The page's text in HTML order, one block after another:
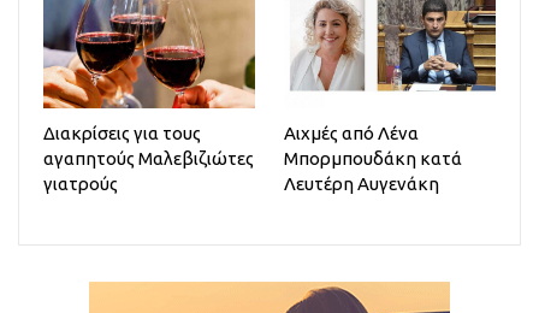
Διακρίσεις για τους
αγαπητούς Μαλεβιζιώτες
γιατρούς
Αιχμές από Λένα
Μπορμπουδάκη κατά
Λευτέρη Αυγενάκη